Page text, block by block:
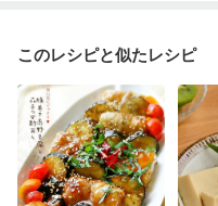
このレシピと似たレシピ